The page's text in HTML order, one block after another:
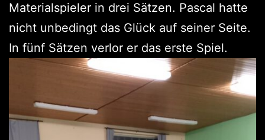
Materialspieler in drei Sätzen. Pascal hatte
nicht unbedingt das Glück auf seiner Seite.
In fünf Sätzen verlor er das erste Spiel.